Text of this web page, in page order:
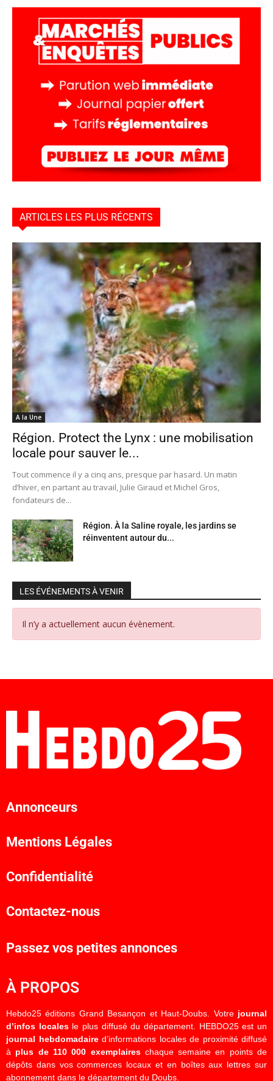
ARTICLES LES PLUS RÉCENTS
A la Une
Région. Protect the Lynx : une mobilisation
locale pour sauver le...
Tout commence il y a cinq ans, presque par hasard. Un matin
d’hiver, en partant au travail, Julie Giraud et Michel Gros,
fondateurs de...
Région. À la Saline royale, les jardins se
réinventent autour du...
LES ÉVÉNEMENTS À VENIR
Il n’y a actuellement aucun évènement.
Annonceurs
Mentions Légales
Confidentialité
Contactez-nous
Passez vos petites annonces
À PROPOS
Hebdo25 éditions Grand Besançon et Haut-Doubs. Votre journal
d’infos localesle plus diffusé du département. HEBDO25 est un
journal hebdomadaired’informations locales de proximité diffusé
à plus de 110 000 exemplaireschaque semaine en points de
dépôts dans vos commerces locaux et en boîtes aux lettres sur
abonnement dans le département du Doubs.